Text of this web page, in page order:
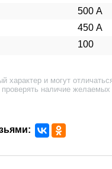
500 А
450 А
100
и могут
наличие желаемых